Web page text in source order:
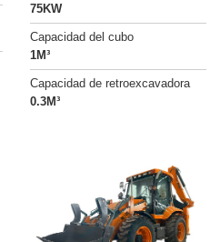
75KW
Capacidad del cubo
1M³
Capacidad de retroexcavadora
0.3M³